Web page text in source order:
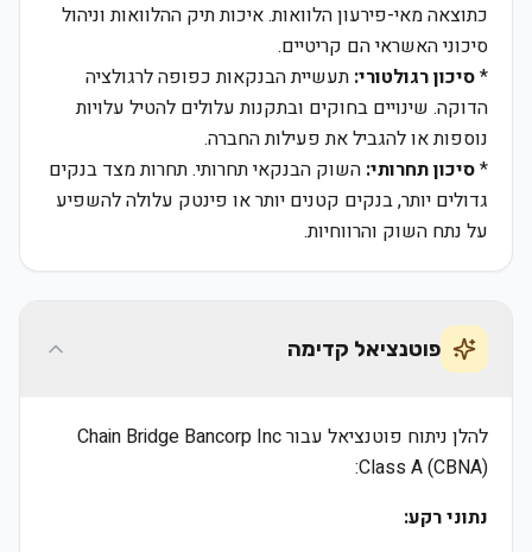
כתוצאה מאי-פירעון הלוואות. איכות תיק ההלוואות וניהול
סיכוני האשראי הם קריטיים.
*סיכון רגולטורי: תעשיית הבנקאות כפופה לרגולציה
הדוקה. שינויים בחוקים ובתקנות עלולים להטיל עלויות
נוספות או להגביל את פעילות החברה.
*סיכון תחרותי: השוק הבנקאי תחרותי. תחרות מצד בנקים
גדולים יותר, בנקים קטנים יותר או פינטק עלולה להשפיע
על נתח השוק והרווחיות.
פוטנציאל קדימה
להלן ניתוח פוטנציאל עבור Chain Bridge Bancorp Inc
Class A (CBNA):
נתוני רקע: